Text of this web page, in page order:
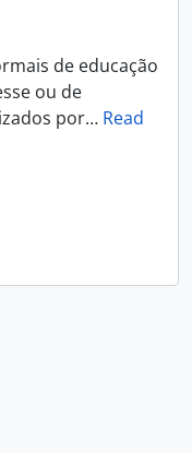
de educação
ou de
por… Read